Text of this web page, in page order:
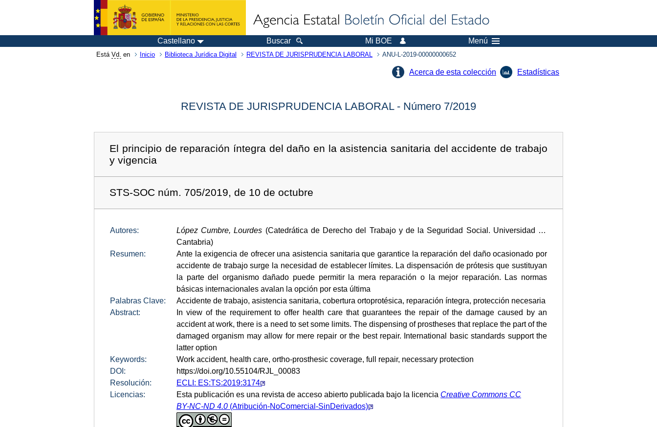
Castellano Buscar Mi BOE Menú
Está Vd. en Inicio Biblioteca Jurídica Digital REVISTA DE JURISPRUDENCIA LABORAL ANU-L-2019-00000000652
Acerca de esta colección Estadísticas
REVISTA DE JURISPRUDENCIA LABORAL - Número 7/2019
El principio de reparación íntegra del daño en la asistencia sanitaria del accidente de trabajo
y vigencia
STS-SOC núm. 705/2019, de 10 de octubre
Autores: López Cumbre, Lourdes (Catedrática de Derecho del Trabajo y de la Seguridad Social. Universidad de
Cantabria)
Resumen:
Ante la exigencia de ofrecer una asistencia sanitaria que garantice la reparación del daño ocasionado por
accidente de trabajo surge la necesidad de establecer límites. La dispensación de prótesis que sustituyan
la parte del organismo dañado puede permitir la mera reparación o la mejor reparación. Las normas
básicas internacionales avalan la opción por esta última
Palabras Clave:
Accidente de trabajo, asistencia sanitaria, cobertura ortoprotésica, reparación íntegra, protección necesaria
Abstract:
In view of the requirement to offer health care that guarantees the repair of the damage caused by an
accident at work, there is a need to set some limits. The dispensing of prostheses that replace the part of the
damaged organism may allow for mere repair or the best repair. International basic standards support the
latter option
Keywords:
Work accident, health care, ortho-prosthesic coverage, full repair, necessary protection
DOI:
https://doi.org/10.55104/RJL_00083
Resolución:
ECLI: ES:TS:2019:3174
Licencias:
Esta publicación es una revista de acceso abierto publicada bajo la licencia Creative Commons CC
BY-NC-ND 4.0 (Atribución-NoComercial-SinDerivados)